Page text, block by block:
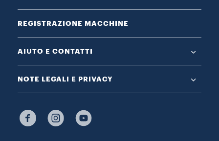
REGISTRAZIONE MACCHINE
AIUTO E CONTATTI
NOTE LEGALI E PRIVACY